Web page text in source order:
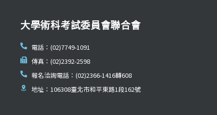
大學術科考試委員會聯合會
電話：(02)7749-1091
傳真：(02)2392-2598
報名洽詢電話：(02)2366-1416轉608
地址：106308臺北市和平東路1段162號